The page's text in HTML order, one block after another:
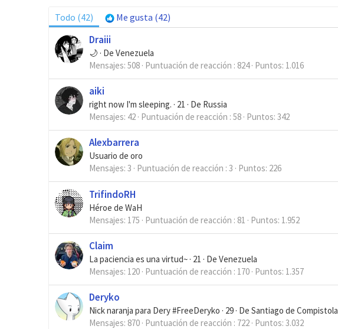
Todo (42) Me gusta (42)
Draiii
🌙 · De Venezuela
Mensajes 508 Puntuación de reacción 824 Puntos 1.016
aiki
right now I'm sleeping. · 21 · De Russia
Mensajes 42 Puntuación de reacción 58 Puntos 342
Alexbarrera
Usuario de oro
Mensajes 3 Puntuación de reacción 3 Puntos 226
TrifindoRH
Héroe de WaH
Mensajes 175 Puntuación de reacción 81 Puntos 1.952
Claim
La paciencia es una virtud~ · 21 · De Venezuela
Mensajes 120 Puntuación de reacción 170 Puntos 1.357
Deryko
Nick naranja para Dery #FreeDeryko · 29 · De Santiago de Compistola
Mensajes 870 Puntuación de reacción 722 Puntos 3.032